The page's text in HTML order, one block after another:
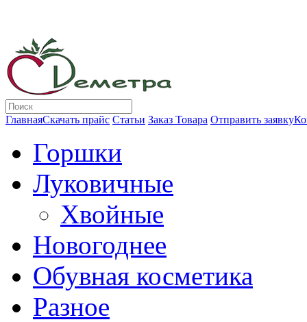
ГлавнаяСкачать прайс Статьи Заказ Товара Отправить заявку
Горшки
Луковичные
Хвойные
Новогоднее
Обувная косметика
Разное